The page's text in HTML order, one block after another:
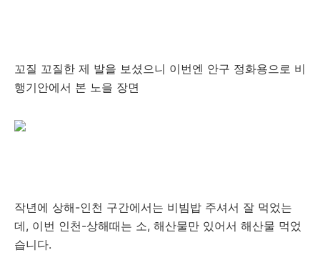
꼬질 꼬질한 제 발을 보셨으니 이번엔 안구 정화용으로 비
행기안에서 본 노을 장면
작년에 상해-인천 구간에서는 비빔밥 주셔서 잘 먹었는
데, 이번 인천-상해때는 소, 해산물만 있어서 해산물 먹었
습니다.